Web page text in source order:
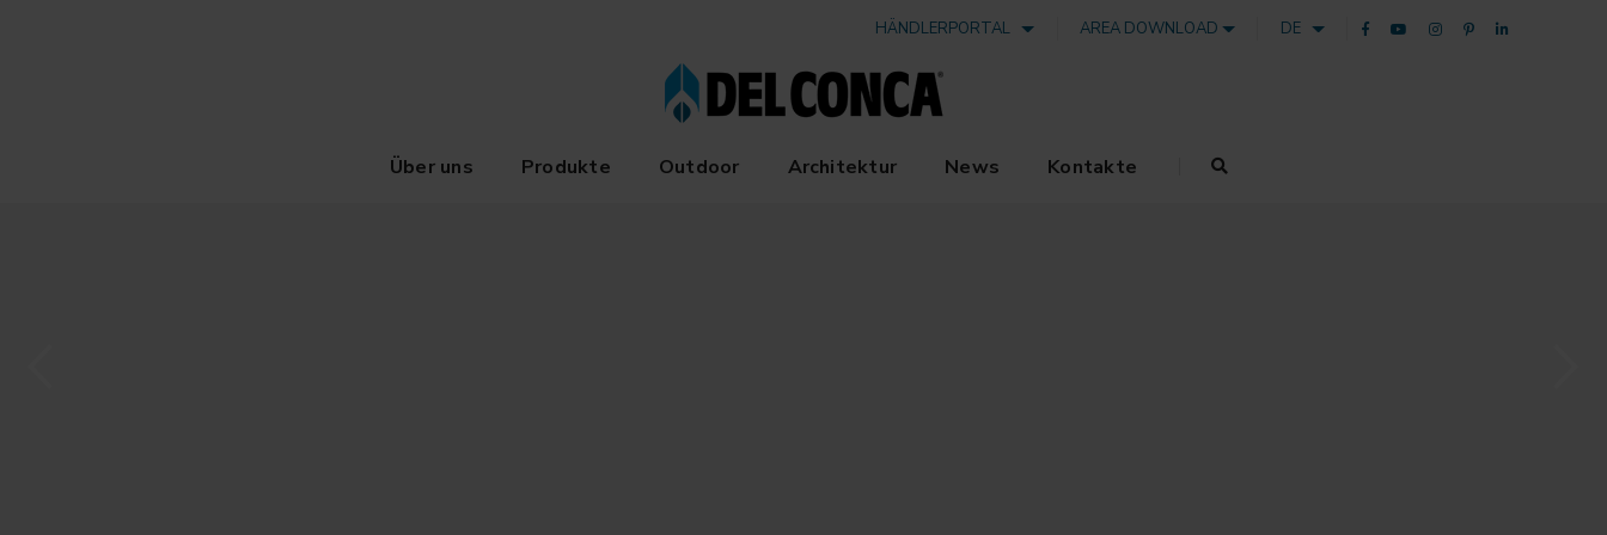
HÄNDLERPORTAL AREA DOWNLOAD DE
Über uns Produkte Outdoor Architektur News Kontakte